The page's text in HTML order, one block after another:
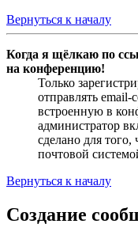
Вернуться к началу
Когда я щёлкаю по
на конференцию!
Только
отправлять email-
встроенную в
администратор
сделано для того,
почтовой
Вернуться к началу
Создание